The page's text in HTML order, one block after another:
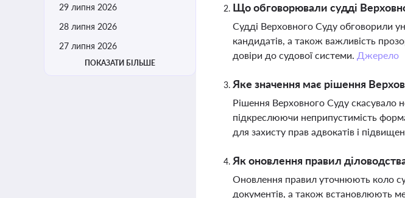
29 липня 2026
28 липня 2026
27 липня 2026
ПОКАЗАТИ БІЛЬШЕ
Що обговорювали судді
Судді Верховного Суду обговорили
кандидатів, а також важливість
довіри до судової системи. Джерело
Яке значення має рішення
Рішення Верховного Суду скасувало
підкреслюючи неприпустимість
для захисту прав адвокатів і
Як оновлення правил
Оновлення правил уточнюють коло
документів, а також встановлюють